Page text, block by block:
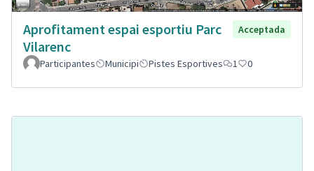
Aprofitament espai esportiu Parc
Vilarenc
Acceptada
Participantes Municipi Pistes Esportives 1 0